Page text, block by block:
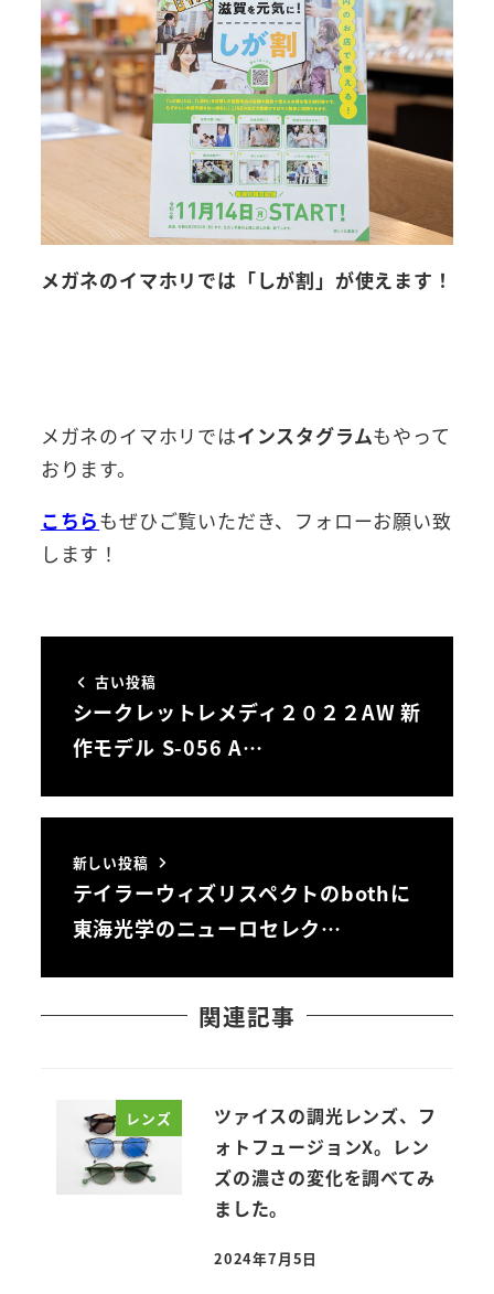
メガネのイマホリでは「しが割」が使えます！
メガネのイマホリではインスタグラムもやって
おります。
こちらもぜひご覧いただき、フォローお願い致
します！
古い投稿
シークレットレメディ２０２２AW 新
作モデル S-056 A…
新しい投稿
テイラーウィズリスペクトのbothに
東海光学のニューロセレク…
関連記事
レンズ
ツァイスの調光レンズ、フ
ォトフュージョンX。レン
ズの濃さの変化を調べてみ
ました。
投稿日
2024年7月5日